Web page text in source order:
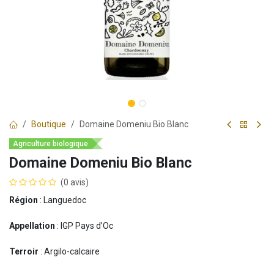
Boutique Domaine Domeniu Bio Blanc
Agriculture biologique
Domaine Domeniu Bio Blanc
(0 avis)
Région : Languedoc
Appellation : IGP Pays d’Oc
Terroir : Argilo-calcaire